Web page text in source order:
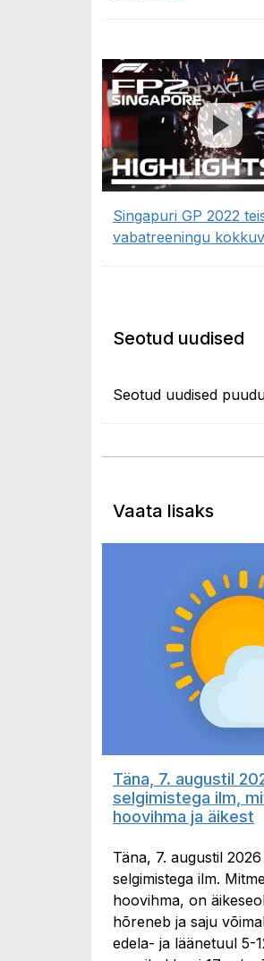
Singapuri GP 2022
vabatreeningu
Seotud uudised
Seotud uudised
Vaata lisaks
Täna, 7. augustil
selgimistega ilm,
hoovihma ja äikest
Täna, 7. augustil
selgimistega ilm.
hoovihma, on
hõreneb ja saju
edela- ja läänetuul 5-